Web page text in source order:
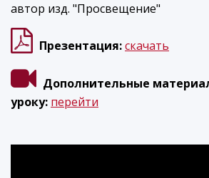
автор изд. "Просвещение"
Презентация:скачать
Дополнительные
уроку: перейти